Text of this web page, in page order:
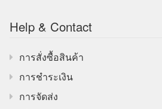
Help & Contact
การสั่งซื้อสินค้า
การชำระเงิน
การจัดส่ง